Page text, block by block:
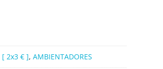
[ 2x3 € ], AMBIENTADORES